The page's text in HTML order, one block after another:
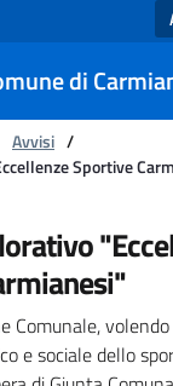
di
Avvisi /
Sportive
Comunale,
e sociale dello